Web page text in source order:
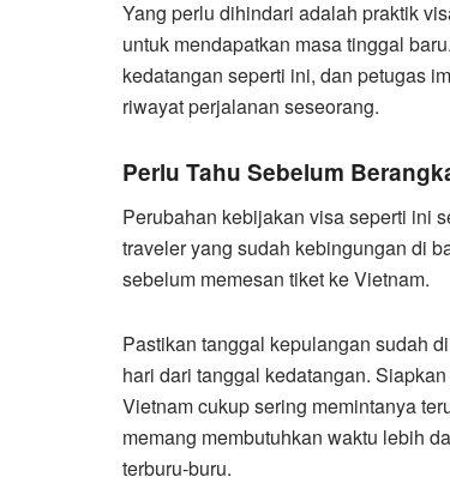
Yang perlu dihindari adalah praktik
untuk mendapatkan masa tinggal
kedatangan seperti ini, dan petugas
riwayat perjalanan seseorang.
Perlu Tahu Sebelum
Perubahan kebijakan visa seperti ini
traveler yang sudah kebingungan di
sebelum memesan tiket ke Vietnam.
Pastikan tanggal kepulangan sudah
hari dari tanggal kedatangan.
Vietnam cukup sering memintanya
memang membutuhkan waktu lebih
terburu-buru.